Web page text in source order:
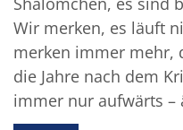
Wir merken, es läuft
merken immer mehr,
die Jahre nach dem
immer nur aufwärts –